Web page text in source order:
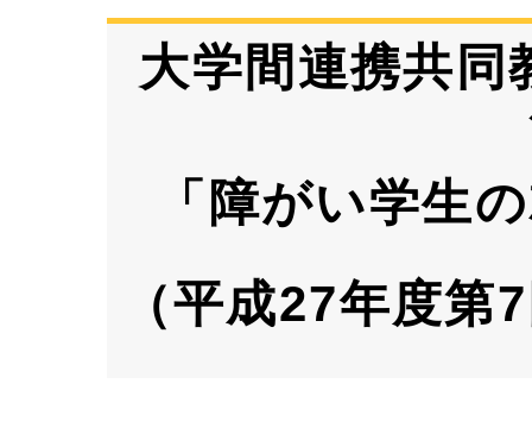
大学間連携共同
「障がい学生
（平成27年度